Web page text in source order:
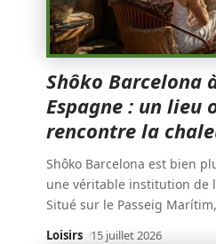
Shôko Barcelona
Espagne : un lieu
rencontre la
Shôko Barcelona est bien
une véritable institution de
Situé sur le Passeig
Loisirs 15 juillet 2026